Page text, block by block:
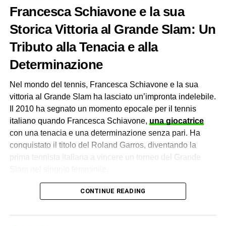
vincente fin daiprimi incontri degli Australian Open
2024.
Il duo italiano ha affrontato avversari di alto calibro nel
corso del torneo, dimostrando una notevole coesione e
resilienza. La loro abilità nel comunicare in campo, la
sincronizzazione nei movimenti e la capacità di coprirsi a
vicenda sono elementi che li rendono una coppia temibile
sul campo da tennis.
Un viaggio emozionante agli
Australian Open
Francesca Schiavone e la sua
Storica Vittoria al Grande Slam: Un
Tributo alla Tenacia e alla
Determinazione
Nel mondo del tennis, Francesca Schiavone e la sua
vittoria al Grande Slam ha lasciato un’impronta indelebile.
Il 2010 ha segnato un momento epocale per il tennis
italiano quando Francesca Schiavone, una giocatrice
con una tenacia e una determinazione senza pari. Ha
conquistato il titolo del Roland Garros, diventando la
prima tennista italiana a vincere un torneo del Grande
Francesca Schiavone: Un’Icona
della Determinazione Italiana
CONTINUE READING